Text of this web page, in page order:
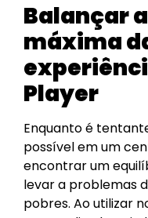
Balançar
máxima
Player
Enquanto é
possível em um
encontrar um
levar a problemas
pobres. Ao utilizar